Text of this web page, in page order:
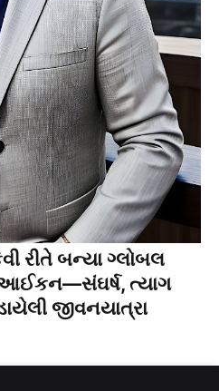
રીતે બન્યા ગ્લોબલ
ત્યાગ
જીવનયાત્રા